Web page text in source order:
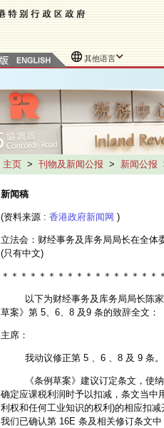
其他语言
主页 > 刊物及新闻公报 > 新闻公报
新闻稿
(资料来源 : 香港政府新闻网 )
立法会：财经事务及库务局局长在全体
(只有中文)
＊＊＊＊＊＊＊＊＊＊＊＊＊＊＊＊＊
以下为财经事务及库务局局长陈家强
草案》第 5、6、8 及9 条的致辞全文：
主席：
我动议修正第 5 、6 、8 及 9 条。
《条例草案》建议订定条文，使纳
确定应课税利润时予以扣减，条文当中
利权和任何工业知识的权利)的相应扣
我们已确认第 16E 条及相关修订条文